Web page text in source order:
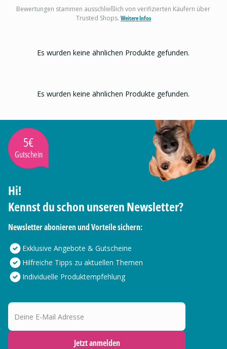
Bewertungen stammen ausschließlich von verifizierten Käufern über
Trusted Shops. Weitere Infos
Es wurden keine ähnlichen Produkte gefunden.
Es wurden keine ähnlichen Produkte gefunden.
5€
Gutschein
Hi!
Kennst du schon unseren Newsletter?
Newsletter abonieren und Vorteile sichern:
Exklusive Angebote & Gutscheine
Hilfreiche Tipps zu aktuellen Themen
Individuelle Produktempfehlung
Deine E-Mail Adresse
Jetzt anmelden